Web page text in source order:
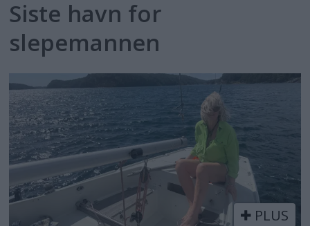
Siste havn for
slepemannen
PLUS